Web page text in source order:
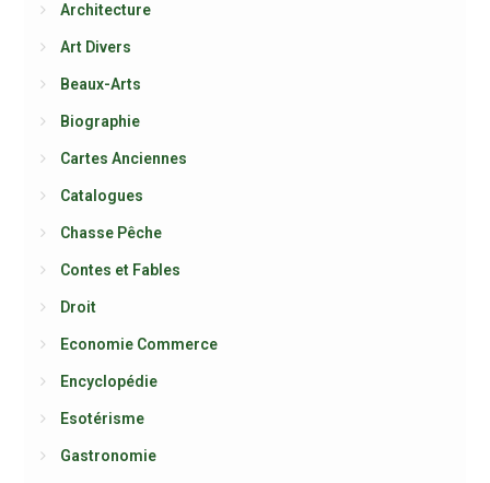
Architecture
Art Divers
Beaux-Arts
Biographie
Cartes Anciennes
Catalogues
Chasse Pêche
Contes et Fables
Droit
Economie Commerce
Encyclopédie
Esotérisme
Gastronomie